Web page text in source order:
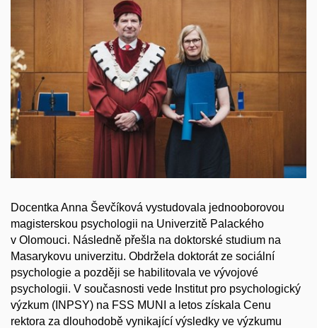
Docentka Anna Ševčíková vystudovala jednooborovou
magisterskou psychologii na Univerzitě Palackého
v Olomouci. Následně přešla na doktorské studium na
Masarykovu univerzitu. Obdržela doktorát ze sociální
psychologie a později se habilitovala ve vývojové
psychologii. V současnosti vede Institut pro psychologický
výzkum (INPSY) na FSS MUNI a letos získala Cenu
rektora za dlouhodobě vynikající výsledky ve výzkumu